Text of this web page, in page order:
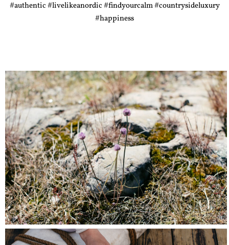
#authentic #livelikeanordic #findyourcalm #countrysideluxury
#happiness